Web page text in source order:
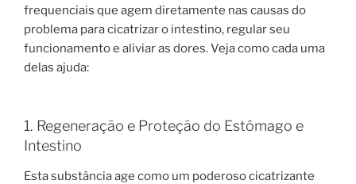
frequenciais que agem diretamente nas causas do
problema para cicatrizar o intestino, regular seu
funcionamento e aliviar as dores. Veja como cada uma
delas ajuda:
1. Regeneração e Proteção do Estômago e
Intestino
Esta substância age como um poderoso cicatrizante